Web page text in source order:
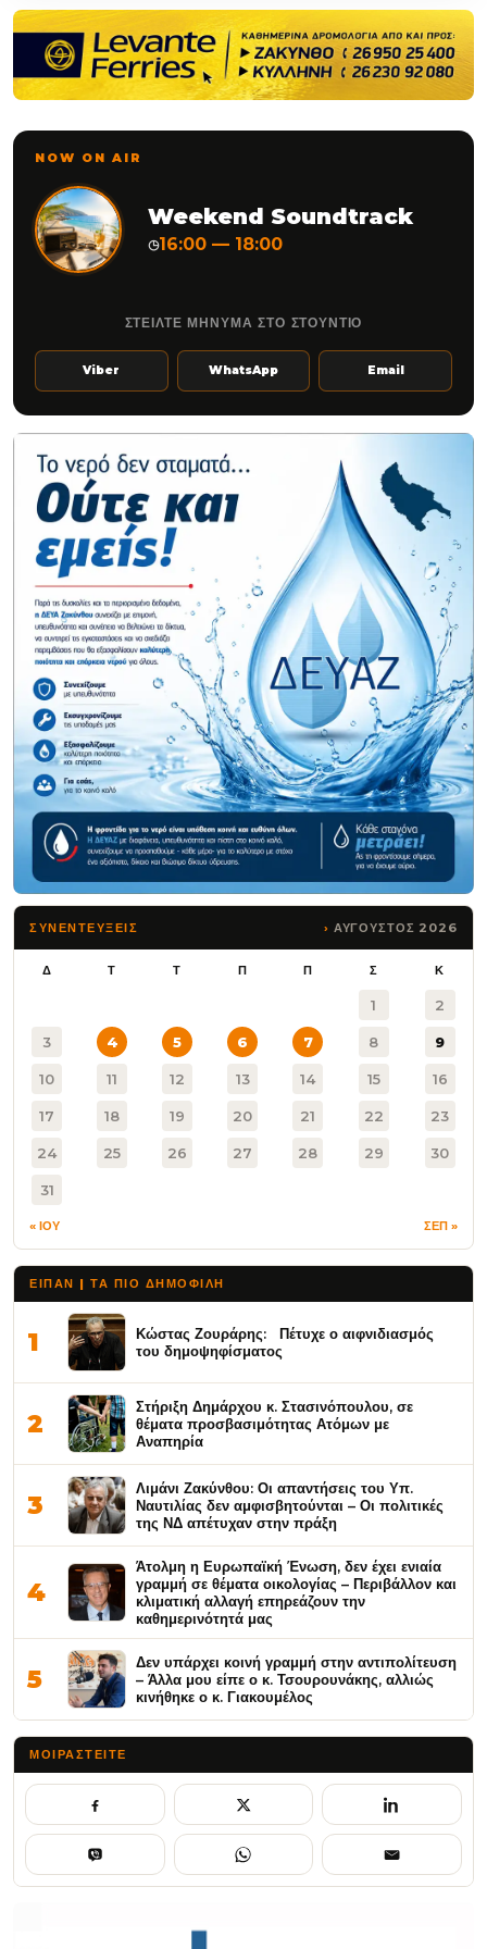
NOW ON AIR
Weekend Soundtrack
◷16:00 — 18:00
ΣΤΕΙΛΤΕ ΜΗΝΥΜΑ ΣΤΟ ΣΤΟΥΝΤΙΟ
Viber WhatsApp Email
ΣΥΝΕΝΤΕΥΞΕΙΣ ΑΥΓΟΥΣΤΟΣ 2026
Δ Τ Τ Π Π Σ Κ
1 2
3 4 5 6 7 8 9
10 11 12 13 14 15 16
17 18 19 20 21 22 23
24 25 26 27 28 29 30
31
« ΙΟΥ ΣΕΠ »
ΕΙΠΑΝ | ΤΑ ΠΙΟ ΔΗΜΟΦΙΛΉ
1
Κώστας Ζουράρης: Πέτυχε ο αιφνιδιασμός
του δημοψηφίσματος
2
Στήριξη Δημάρχου κ. Στασινόπουλου, σε
θέματα προσβασιμότητας Ατόμων με
Αναπηρία
3
Λιμάνι Ζακύνθου: Οι απαντήσεις του Υπ.
Ναυτιλίας δεν αμφισβητούνται – Οι πολιτικές
της ΝΔ απέτυχαν στην πράξη
4
Άτολμη η Ευρωπαϊκή Ένωση, δεν έχει ενιαία
γραμμή σε θέματα οικολογίας – Περιβάλλον και
κλιματική αλλαγή επηρεάζουν την
καθημερινότητά μας
5
Δεν υπάρχει κοινή γραμμή στην αντιπολίτευση
– Άλλα μου είπε ο κ. Τσουρουνάκης, αλλιώς
κινήθηκε ο κ. Γιακουμέλος
ΜΟΙΡΑΣΤΕΊΤΕ